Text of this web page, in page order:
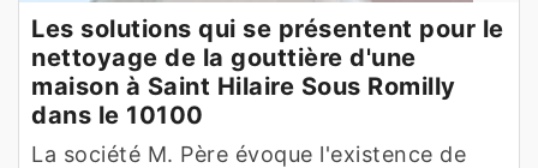
Les solutions qui se présentent pour le
nettoyage de la gouttière d'une
maison à Saint Hilaire Sous Romilly
dans le 10100
La société M. Père évoque l'existence de